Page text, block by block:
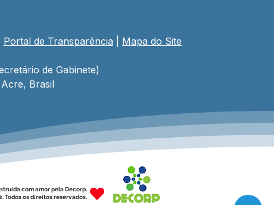
comemoração aos 34
César Andrade
R$ 1,7 milhão em
para obras e
Portal de Transparência Mapa do Site
de Gabinete)
Brasil
com amor pela Decorp.
Todos os direitos reservados.